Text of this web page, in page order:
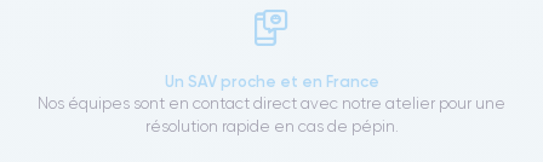
Un SAV proche et en France
Nos équipes sont en contact direct avec notre atelier pour une
résolution rapide en cas de pépin.